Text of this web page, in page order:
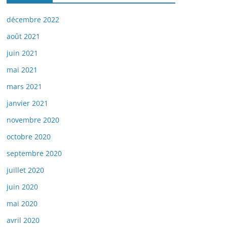
décembre 2022
août 2021
juin 2021
mai 2021
mars 2021
janvier 2021
novembre 2020
octobre 2020
septembre 2020
juillet 2020
juin 2020
mai 2020
avril 2020